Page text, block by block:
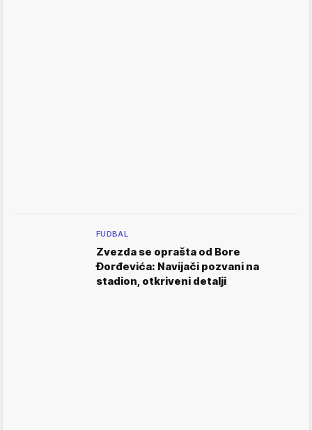
FUDBAL
Zvezda se oprašta od Bore
Đorđevića: Navijači pozvani na
stadion, otkriveni detalji